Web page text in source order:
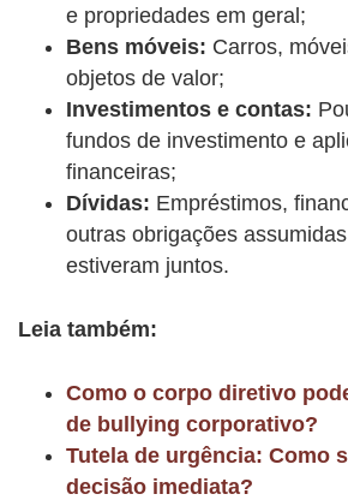
e propriedades em geral;
Bens móveis: Carros,
objetos de valor;
Investimentos e contas:
fundos de investimento e
financeiras;
Dívidas: Empréstimos,
outras obrigações
estiveram juntos.
Leia também:
Como o corpo diretivo
de bullying corporativo?
Tutela de urgência: Como
decisão imediata?